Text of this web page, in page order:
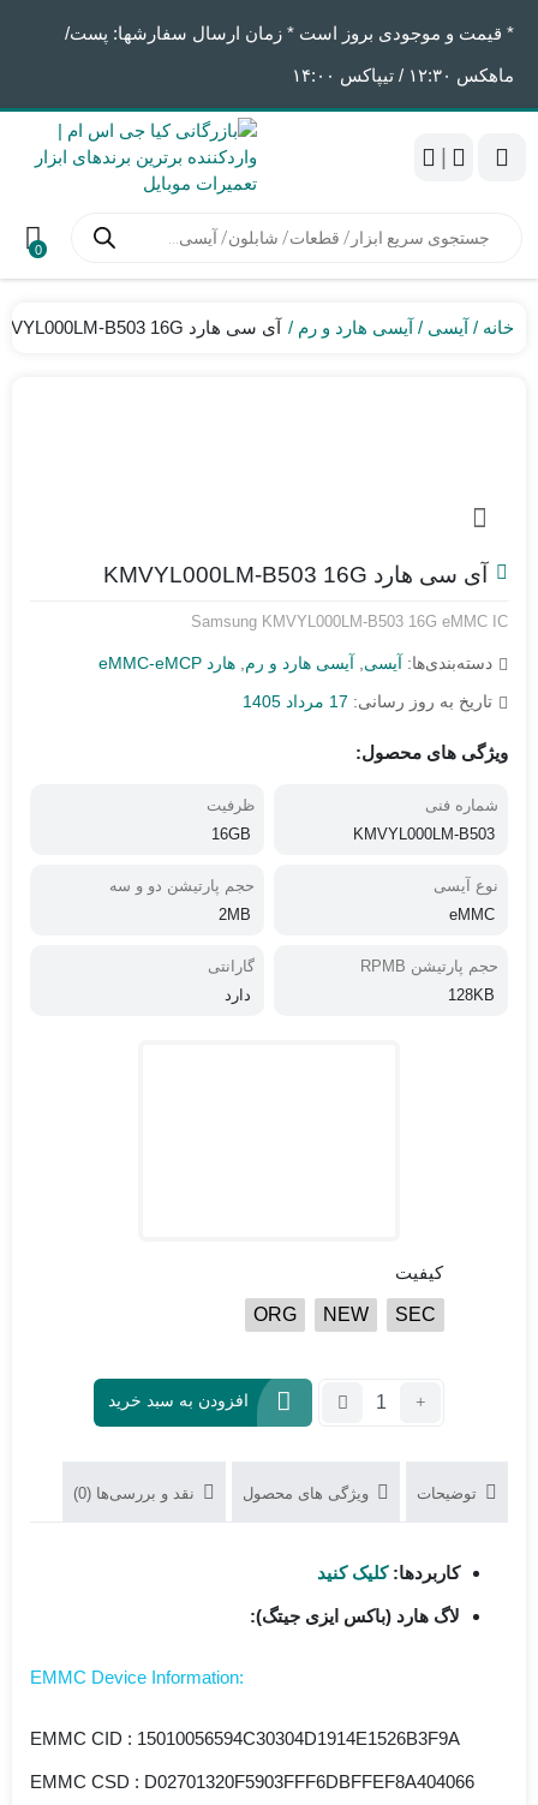
* قیمت و موجودی بروز است * زمان ارسال سفارشها: پست/
ماهکس ١٢:٣٠ / تیپاکس ١۴:٠٠
محصولات
0
خانه آیسی آیسی هارد و رم آی سی هارد KMVYL000LM-B503 16G
آی سی هارد KMVYL000LM-B503 16G
Samsung KMVYL000LM-B503 16G eMMC IC
دسته‌بندی‌ها: آیسی آیسی هارد و رم هارد eMMC-eMCP
تاریخ به روز رسانی: 17 مرداد 1405
ویژگی های محصول:
شماره فنی
KMVYL000LM-B503
ظرفیت
16GB
نوع آیسی
eMMC
حجم پارتیشن دو و سه
2MB
حجم پارتیشن RPMB
128KB
گارانتی
دارد
کیفیت
SEC
NEW
ORG
تعداد:
KMVYL000LM-
افزودن به سبد خرید
توضیحات ویژگی های محصول نقد و بررسی‌ها (0)
کاربردها:کلیک کنید
لاگ هارد (باکس ایزی جیتگ):
:EMMC Device Information
EMMC CID : 15010056594C30304D1914E1526B3F9A
EMMC CSD : D02701320F5903FFF6DBFFEF8A404066